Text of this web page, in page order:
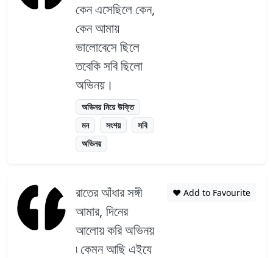
কেন এসেছিলে কেন,
কেন আমায়
ভালোবেসে ছিলে
তবেকি সবি ছিলো
অভিনয়।
অভিনয় নিয়ে উক্তি
মন
সংশয়
সবি
অভিনয়
রাতের আঁধার সঙ্গী
আমার, দিনের
আলোয় করি অভিনয়
৷ কেমন আছি এইযে
❤️ Add to Favourite